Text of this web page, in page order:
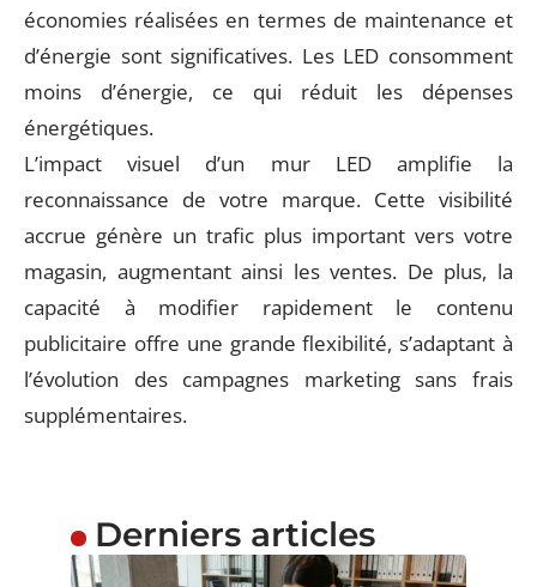
économies réalisées en termes de maintenance et
d’énergie sont significatives. Les LED consomment
moins d’énergie, ce qui réduit les dépenses
énergétiques.
L’impact visuel d’un mur LED amplifie la
reconnaissance de votre marque. Cette visibilité
accrue génère un trafic plus important vers votre
magasin, augmentant ainsi les ventes. De plus, la
capacité à modifier rapidement le contenu
publicitaire offre une grande flexibilité, s’adaptant à
l’évolution des campagnes marketing sans frais
supplémentaires.
Derniers articles